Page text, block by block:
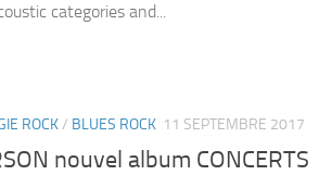
categories and...
ROCK/ BLUES ROCK 11 SEPTEMBRE 2017
nouvel album CONCERTS